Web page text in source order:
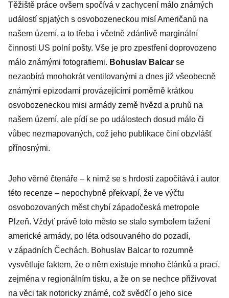
Těžiště práce ovšem spočívá v zachycení málo známých
událostí spjatých s osvobozeneckou misí Američanů na
našem území, a to třeba i včetně zdánlivě marginální
činnosti US polní pošty. Vše je pro zpestření doprovozeno
málo známými fotografiemi. Bohuslav Balcar se
nezaobírá mnohokrát ventilovanými a dnes již všeobecně
známými epizodami provázejícími poměrně krátkou
osvobozeneckou misi armády země hvězd a pruhů na
našem území, ale pídí se po událostech dosud málo či
vůbec nezmapovaných, což jeho publikace činí obzvlášť
přínosnými.
Jeho věrné čtenáře – k nimž se s hrdostí započítává i autor
této recenze – nepochybně překvapí, že ve výčtu
osvobozovaných měst chybí západočeská metropole
Plzeň. Vždyť právě toto město se stalo symbolem tažení
americké armády, po léta odsouvaného do pozadí,
v západních Čechách. Bohuslav Balcar to rozumně
vysvětluje faktem, že o něm existuje mnoho článků a prací,
zejména v regionálním tisku, a že on se nechce přiživovat
na věci tak notoricky známé, což svědčí o jeho sice